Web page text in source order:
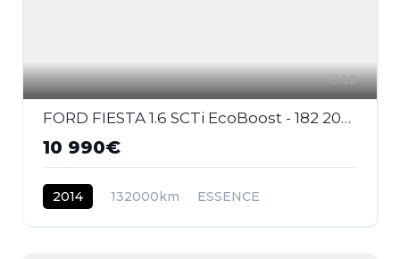
19
FORD FIESTA 1.6 SCTi EcoBoost - 182 2008 BERLINE ST PHASE 2
10 990€
2014 132000km ESSENCE